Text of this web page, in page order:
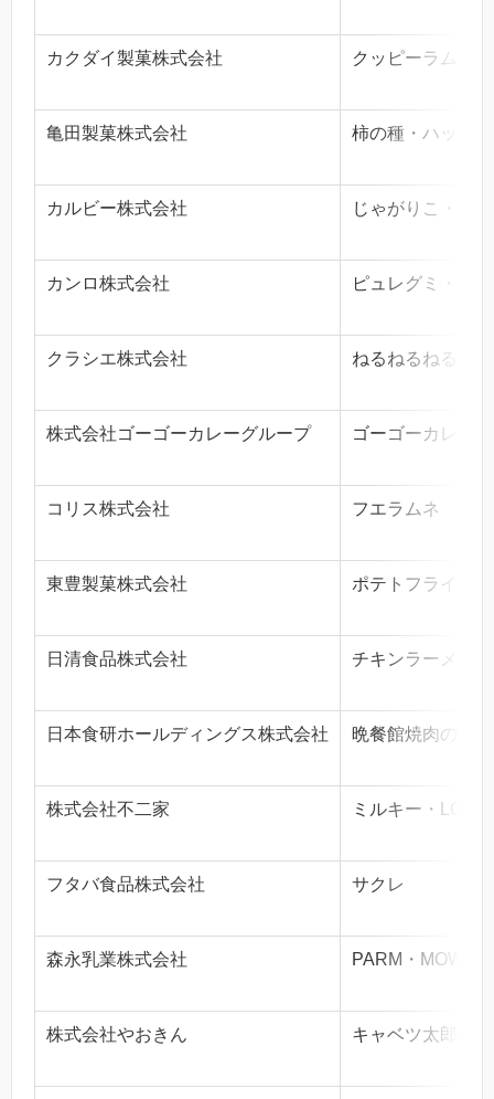
カクダイ製菓株式会社 クッピーラムネ
亀田製菓株式会社 柿の種・ハッピ
カルビー株式会社 じゃがりこ・か
カンロ株式会社 ピュレグミ・マ
クラシエ株式会社 ねるねるねるね
株式会社ゴーゴーカレーグループ ゴーゴーカレー
コリス株式会社 フエラムネ
東豊製菓株式会社 ポテトフライ
日清食品株式会社 チキンラーメン
日本食研ホールディングス株式会社 晩餐館焼肉のたれ
株式会社不二家 ミルキー・LOOK
フタバ食品株式会社 サクレ
森永乳業株式会社 PARM・MOW
株式会社やおきん キャベツ太郎